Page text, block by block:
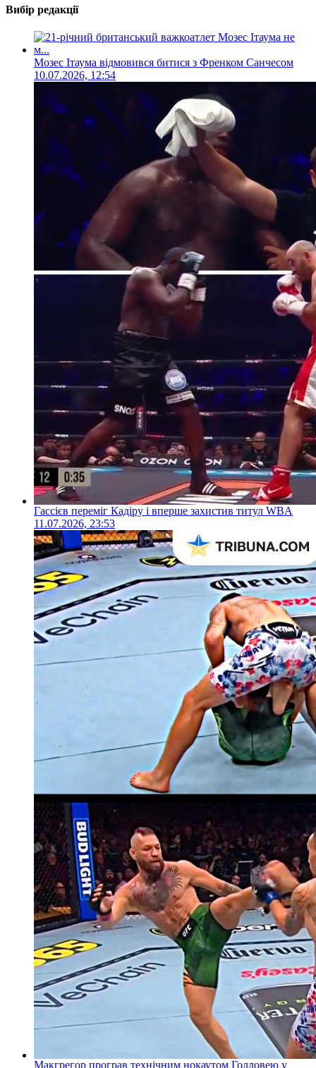
Вибір редакції
Мозес Ітаума відмовився битися з Френком Санчесом
10.07.2026, 12:54
Гассієв переміг Кадіру і вперше захистив титул WBA
11.07.2026, 23:53
Макгрегор програв технічним нокаутом Голловею у